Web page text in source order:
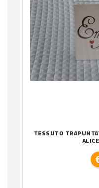
TESSUTO